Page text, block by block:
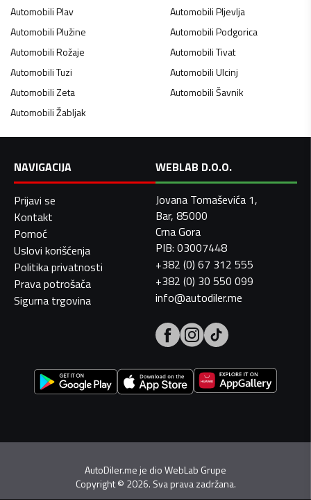
AutomobiliPlav AutomobiliPljevlja
AutomobiliPlužine AutomobiliPodgorica
AutomobiliRožaje AutomobiliTivat
AutomobiliTuzi AutomobiliUlcinj
AutomobiliZeta AutomobiliŠavnik
AutomobiliŽabljak
NAVIGACIJA
Prijavi se
Kontakt
Pomoć
Uslovi korišćenja
Politika privatnosti
Prava potrošača
Sigurna trgovina
WEBLAB D.O.O.
Jovana Tomaševića 1,
Bar, 85000
Crna Gora
PIB: 03007448
+382 (0) 67 312 555
+382 (0) 30 550 099
info@autodiler.me
AutoDiler.me je dioWebLab Grupe
Copyright© 2026. Sva prava zadržana.